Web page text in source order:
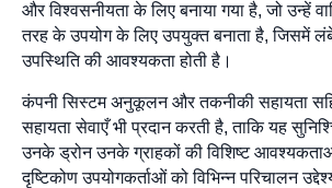
और विश्वसनीयता के लिए बनाया गया है, जो उन्हें
तरह के उपयोग के लिए उपयुक्त बनाता है, जिसमें
उपस्थिति की आवश्यकता होती है।
कंपनी सिस्टम अनुकूलन और तकनीकी सहायता
सहायता सेवाएँ भी प्रदान करती है, ताकि यह
उनके ड्रोन उनके ग्राहकों की विशिष्ट
दृष्टिकोण उपयोगकर्ताओं को विभिन्न परिचालन